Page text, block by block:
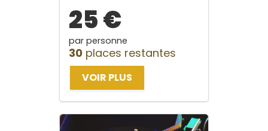
25 €
par personne
30 places restantes
VOIR PLUS